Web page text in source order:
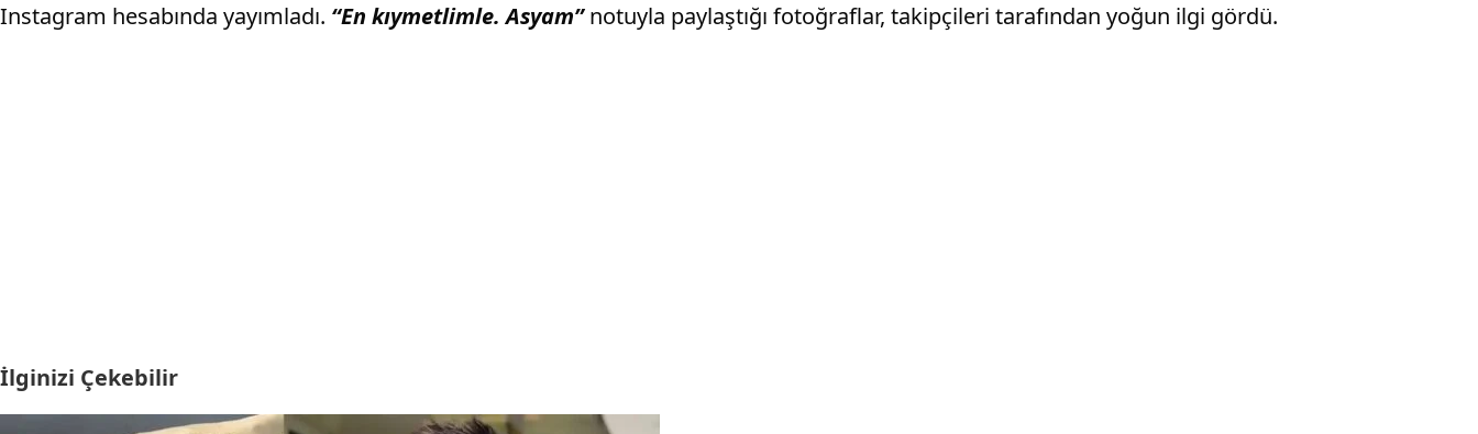
Instagram hesabında yayımladı. “En kıymetlimle. Asyam”notuyla paylaştığı fotoğraflar, takipçileri tarafından yoğun ilgi gördü.
İlginizi Çekebilir